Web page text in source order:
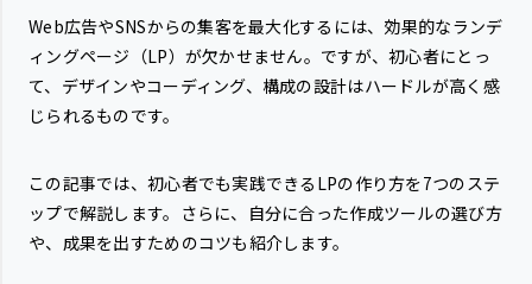
Web広告やSNSからの集客を最大化するには、効果的なランデ
ィングページ（LP）が欠かせません。ですが、初心者にとっ
て、デザインやコーディング、構成の設計はハードルが高く感
じられるものです。
この記事では、初心者でも実践できるLPの作り方を7つのステ
ップで解説します。さらに、自分に合った作成ツールの選び方
や、成果を出すためのコツも紹介します。